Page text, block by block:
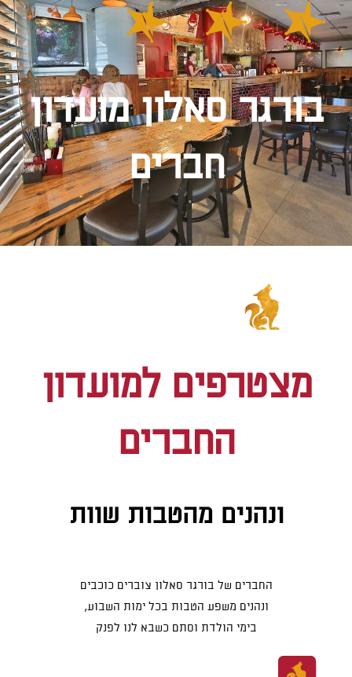
בורגר סאלון מועדון
חברים
מצטרפים למועדון
החברים
ונהנים מהטבות שוות
החברים של בורגר סאלון צוברים כוכבים
ונהנים משפע הטבות בכל ימות השבוע,
בימי הולדת וסתם כשבא לנו לפנק